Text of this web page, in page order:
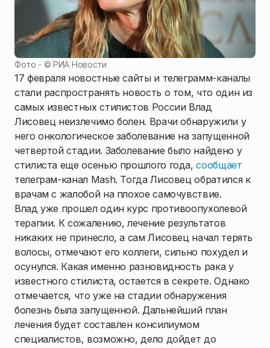
Фото - ©РИА Новости
17 февраля новостные сайты и телеграмм-каналы
стали распространять новость о том, что один из
самых известных стилистов России Влад
Лисовец неизлечимо болен. Врачи обнаружили у
него онкологическое заболевание на запущенной
четвертой стадии. Заболевание было найдено у
стилиста еще осенью прошлого года,сообщает
телеграм-канал Mash. Тогда Лисовец обратился к
врачам с жалобой на плохое самочувствие.
Влад уже прошел один курс противоопухолевой
терапии. К сожалению, лечение результатов
никаких не принесло, а сам Лисовец начал терять
волосы, отмечают его коллеги, сильно похудел и
осунулся. Какая именно разновидность рака у
известного стилиста, остается в секрете. Однако
отмечается, что уже на стадии обнаружения
болезнь была запущенной. Дальнейший план
лечения будет составлен консилиумом
специалистов, возможно, дело дойдет до